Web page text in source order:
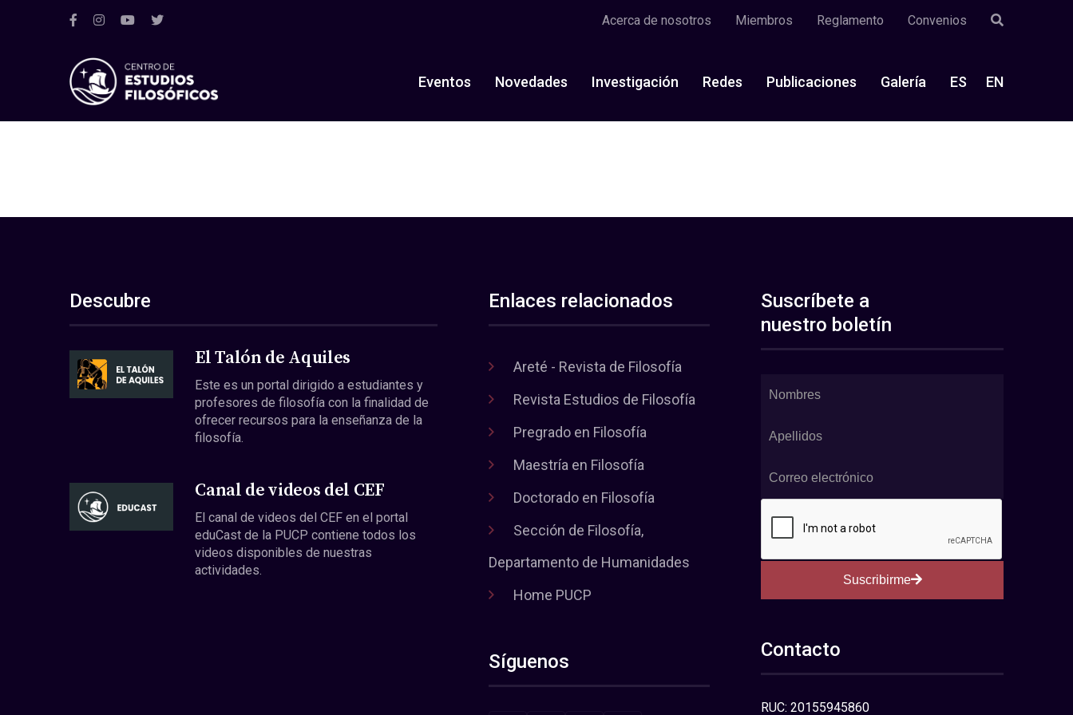
Acerca de nosotros Miembros Reglamento Convenios
Eventos Novedades Investigación Redes Publicaciones Galería ES EN
Descubre
El Talón de Aquiles
Este es un portal dirigido a estudiantes y
profesores de filosofía con la finalidad de
ofrecer recursos para la enseñanza de la
filosofía.
Canal de videos del CEF
El canal de videos del CEF en el portal
eduCast de la PUCP contiene todos los
videos disponibles de nuestras
actividades.
Enlaces relacionados
Areté - Revista de Filosofía
Revista Estudios de Filosofía
Pregrado en Filosofía
Maestría en Filosofía
Doctorado en Filosofía
Sección de Filosofía,
Departamento de Humanidades
Home PUCP
Síguenos
Suscríbete a
nuestro boletín
Suscribirme
Contacto
RUC: 20155945860